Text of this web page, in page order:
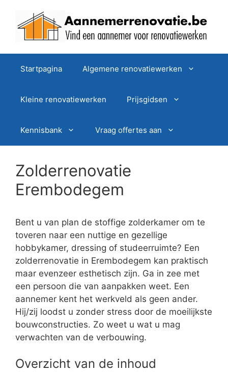
Startpagina Algemene renovatiewerken
Kleine renovatiewerken Prijsgidsen
Kennisbank Vraag offertes aan
Zolderrenovatie
Erembodegem
Bent u van plan de stoffige zolderkamer om te
toveren naar een nuttige en gezellige
hobbykamer, dressing of studeerruimte? Een
zolderrenovatie in Erembodegem kan praktisch
maar evenzeer esthetisch zijn. Ga in zee met
een persoon die van aanpakken weet. Een
aannemer kent het werkveld als geen ander.
Hij/zij loodst u zonder stress door de moeilijkste
bouwconstructies. Zo weet u wat u mag
verwachten van de verbouwing.
Overzicht van de inhoud